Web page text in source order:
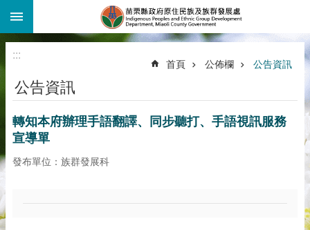
跳到主要內容區塊
:::
首頁 公佈欄 公告資訊
公告資訊
轉知本府辦理手語翻譯、同步聽打、手語視訊服務
宣導單
發布單位：族群發展科